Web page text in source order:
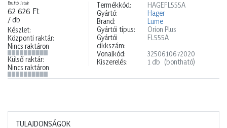
Bruttó listaár
62 626 Ft
/ db
Készlet:
Központi raktár:
Nincs raktáron
Külső raktár:
Nincs raktáron
Termékkód:
HAGEFL555A
Gyártó:
Hager
Brand:
Lume
Gyártói típus:
Orion Plus
Gyártói
cikkszám:
FL555A
Vonalkód:
3250610672020
Kiszerelés:
1 db (bontható)
TULAJDONSÁGOK